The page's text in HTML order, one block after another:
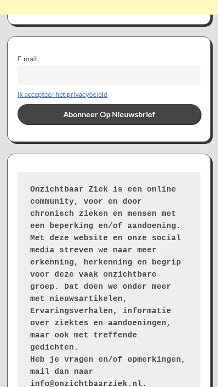
E-mail
Ik accepteer het privacybeleid
Onzichtbaar Ziek is een online
community, voor en door
chronisch zieken en mensen met
een beperking en/of aandoening.
Met deze website en onze social
media streven we naar meer
erkenning, herkenning en begrip
voor deze vaak onzichtbare
groep. Dat doen we onder meer
met nieuwsartikelen,
Ervaringsverhalen, informatie
over ziektes en aandoeningen,
maar ook met treffende
gedichten.
Heb je vragen en/of opmerkingen,
mail dan naar
info@onzichtbaarziek.nl.